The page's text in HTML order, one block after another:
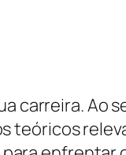
carreira. Ao
teóricos